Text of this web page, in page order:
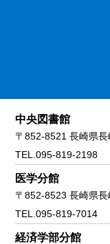
中央図書館
〒852-8521 長崎県
TEL.095-819-2198
医学分館
〒852-8523 長崎県
TEL.095-819-7014
経済学部分館